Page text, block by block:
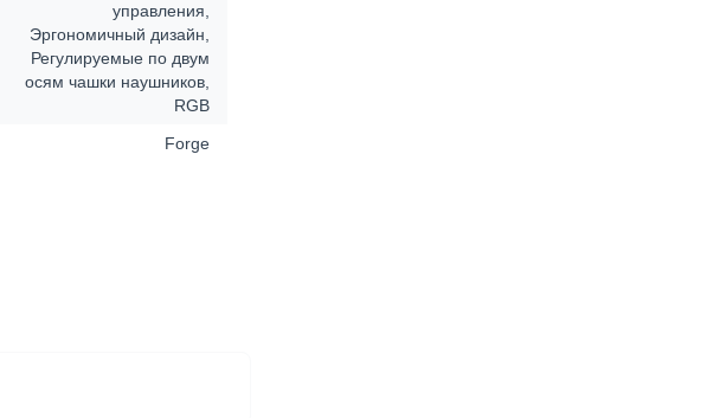
управления,
Эргономичный дизайн,
Регулируемые по двум
осям чашки наушников,
RGB
Forge